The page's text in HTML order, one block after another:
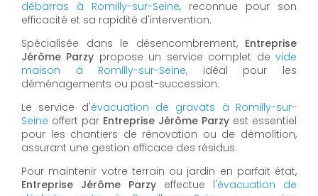
débarras à Romilly-sur-Seine, reconnue pour son
efficacité et sa rapidité d'intervention.
Spécialisée dans le désencombrement, Entreprise
Jérôme Parzy propose un service complet devide
maison à Romilly-sur-Seine, idéal pour les
déménagements ou post-succession.
Le service d'évacuation de gravats à Romilly-sur-
Seine offert par Entreprise Jérôme Parzy est essentiel
pour les chantiers de rénovation ou de démolition,
assurant une gestion efficace des résidus.
Pour maintenir votre terrain ou jardin en parfait état,
Entreprise Jérôme Parzy effectue l'évacuation de